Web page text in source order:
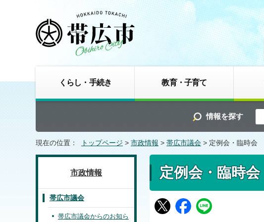
くらし・手続き 教育・子育て
情報を探す
現在の位置： トップページ > 市政情報 > 帯広市議会 > 定例会・臨時会
定例会・臨時会
市政情報
帯広市議会
帯広市議会からのお知ら